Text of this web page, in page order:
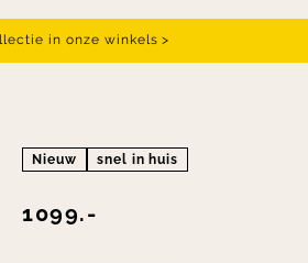
in onze winkels >
Nieuw snel in huis
1099.-